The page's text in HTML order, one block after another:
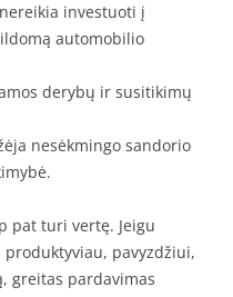
investuoti į
automobilio
derybų ir susitikimų
nesėkmingo sandorio
pat turi vertę. Jeigu
pavyzdžiui,
greitas pardavimas